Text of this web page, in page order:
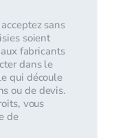
sans
soient
fabricants
dans le
qui découle
ou de devis.
vous
de